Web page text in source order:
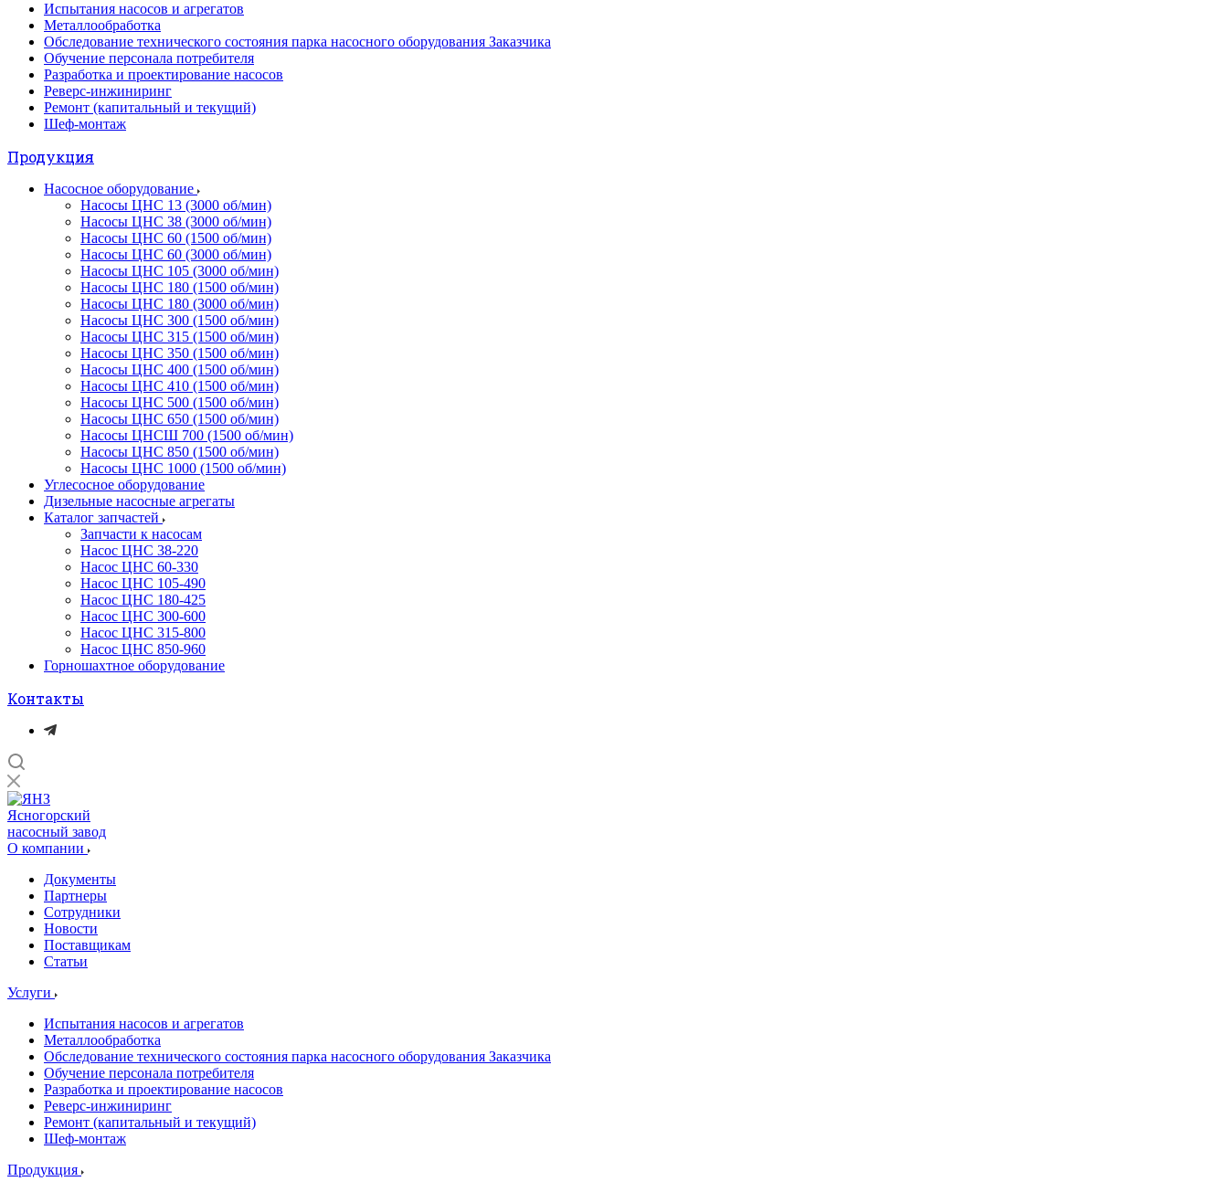
Испытания насосов и агрегатов
Металлообработка
Обследование технического состояния парка насосного оборудования Заказчика
Обучение персонала потребителя
Разработка и проектирование насосов
Реверс-инжиниринг
Ремонт (капитальный и текущий)
Шеф-монтаж
Продукция
Насосное оборудование
Насосы ЦНС 13 (3000 об/мин)
Насосы ЦНС 38 (3000 об/мин)
Насосы ЦНС 60 (1500 об/мин)
Насосы ЦНС 60 (3000 об/мин)
Насосы ЦНС 105 (3000 об/мин)
Насосы ЦНС 180 (1500 об/мин)
Насосы ЦНС 180 (3000 об/мин)
Насосы ЦНС 300 (1500 об/мин)
Насосы ЦНС 315 (1500 об/мин)
Насосы ЦНС 350 (1500 об/мин)
Насосы ЦНС 400 (1500 об/мин)
Насосы ЦНС 410 (1500 об/мин)
Насосы ЦНС 500 (1500 об/мин)
Насосы ЦНС 650 (1500 об/мин)
Насосы ЦНСШ 700 (1500 об/мин)
Насосы ЦНС 850 (1500 об/мин)
Насосы ЦНС 1000 (1500 об/мин)
Углесосное оборудование
Дизельные насосные агрегаты
Каталог запчастей
Запчасти к насосам
Насос ЦНС 38-220
Насос ЦНС 60-330
Насос ЦНС 105-490
Насос ЦНС 180-425
Насос ЦНС 300-600
Насос ЦНС 315-800
Насос ЦНС 850-960
Горношахтное оборудование
Контакты
Ясногорский
насосный завод
О компании
Документы
Партнеры
Сотрудники
Новости
Поставщикам
Статьи
Услуги
Испытания насосов и агрегатов
Металлообработка
Обследование технического состояния парка насосного оборудования Заказчика
Обучение персонала потребителя
Разработка и проектирование насосов
Реверс-инжиниринг
Ремонт (капитальный и текущий)
Шеф-монтаж
Продукция